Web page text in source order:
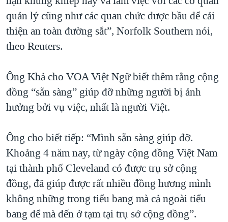
quản lý cũng như các quan chức được bầu để cải
thiện an toàn đường sắt”, Norfolk Southern nói,
theo Reuters.
Ông Khả cho VOA Việt Ngữ biết thêm rằng cộng
đồng “sẵn sàng” giúp đỡ những người bị ảnh
hưởng bởi vụ việc, nhất là người Việt.
Ông cho biết tiếp: “Mình sẵn sàng giúp đỡ.
Khoảng 4 năm nay, từ ngày cộng đồng Việt Nam
tại thành phố Cleveland có được trụ sở cộng
đồng, đã giúp được rất nhiều đồng hương mình
không những trong tiểu bang mà cả ngoài tiểu
bang để mà đến ở tạm tại trụ sở cộng đồng”.